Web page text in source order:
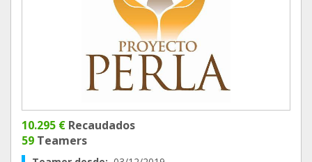
10.295 € Recaudados
59 Teamers